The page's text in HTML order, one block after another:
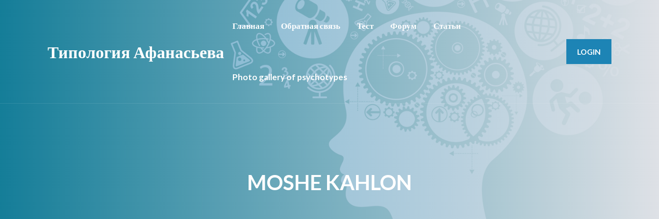
Типология Афанасьева
Главная Обратная связь Тест Форум Статьи
Photo gallery of psychotypes
LOGIN
MOSHE KAHLON